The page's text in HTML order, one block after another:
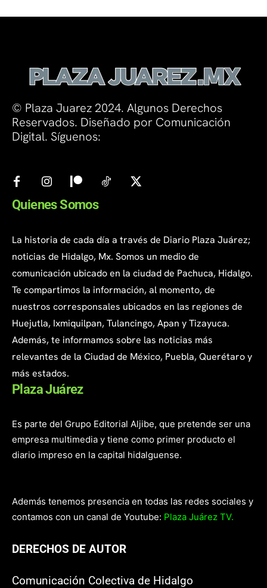
© Plaza Juarez 2024. Algunos Derechos
Reservados. Diseñado por Comunicación
Digital. Síguenos:
Quienes Somos
La historia de cada día a través de Diario Plaza Juárez;
noticias de Hidalgo, Mx. Somos un medio de
comunicación ubicado en la ciudad de Pachuca, Hidalgo.
Te compartimos la información, al momento, de
nuestros corresponsales ubicados en las regiones de
Huejutla, Ixmiquilpan, Tulancingo, Apan y Tizayuca.
Además, te informamos sobre las noticias más
relevantes de la Ciudad de México, Puebla, Querétaro y
más estados.
Plaza Juárez
Es parte del Grupo Editorial Aljibe, que pretende ser una
empresa multimedia y tiene como primer producto el
diario impreso en la capital hidalguense.
Además tenemos presencia en todas las redes sociales y
contamos con un canal de Youtube: Plaza Juárez TV.
DERECHOS DE AUTOR
Comunicación Colectiva de Hidalgo